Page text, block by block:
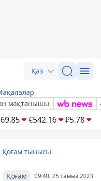
Қаз
мақтанышы
€542.16 ₽5.78
Қоғам тынысы
09:40, 25 тамыз 2023
Қоғам